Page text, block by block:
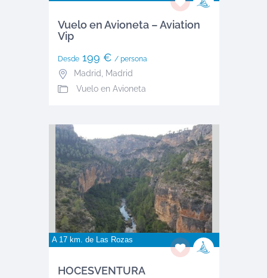
Vuelo en Avioneta – Aviation
Vip
Desde199 € / persona
Madrid, Madrid
Vuelo en Avioneta
A 17 km. de Las Rozas
HOCESVENTURA